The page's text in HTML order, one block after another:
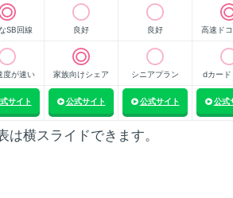
SB回線 良好 良好 高速ド
度が速い 家族向けシェア シニアプラン dカード
サイト 公式サイト 公式サイト 公式
は横スライドできます。